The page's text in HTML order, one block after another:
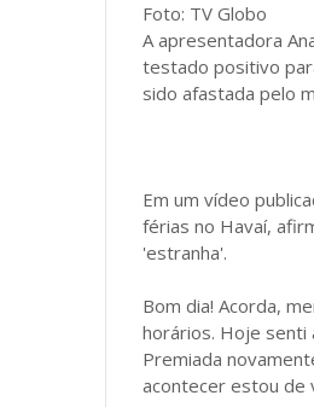
Foto: TV Globo
A apresentadora
testado positivo
sido afastada pelo
Em um vídeo
férias no Havaí,
'estranha'.
Bom dia! Acorda,
horários. Hoje senti
Premiada
acontecer estou de